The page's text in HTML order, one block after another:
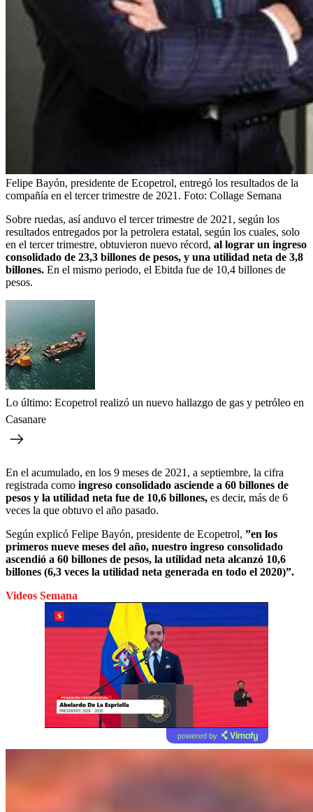
Felipe Bayón, presidente de Ecopetrol, entregó los resultados de la
compañía en el tercer trimestre de 2021. Foto: Collage Semana
Sobre ruedas, así anduvo el tercer trimestre de 2021, según los
resultados entregados por la petrolera estatal, según los cuales, solo
en el tercer trimestre, obtuvieron nuevo récord, al lograr un ingreso
consolidado de 23,3 billones de pesos, y una utilidad neta de 3,8
billones. En el mismo periodo, el Ebitda fue de 10,4 billones de
pesos.
Lo último: Ecopetrol realizó un nuevo hallazgo de gas y petróleo en
Casanare
En el acumulado, en los 9 meses de 2021, a septiembre, la cifra
registrada como ingreso consolidado asciende a 60 billones de
pesos y la utilidad neta fue de 10,6 billones, es decir, más de 6
veces la que obtuvo el año pasado.
Según explicó Felipe Bayón, presidente de Ecopetrol, ”en los
primeros nueve meses del año, nuestro ingreso consolidado
ascendió a 60 billones de pesos, la utilidad neta alcanzó 10,6
billones (6,3 veces la utilidad neta generada en todo el 2020)”.
Videos Semana
powered by